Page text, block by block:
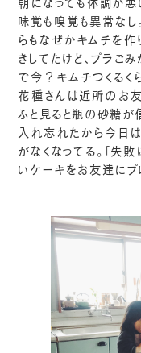
朝になっても体調が悪
味覚も嗅覚も異常なし
らもなぜかキムチを作
きしてたけど、プラご
で今？キムチつくるく
花種さんは近所のお
ふと見ると瓶の砂糖が
入れ忘れたから今日
がなくなってる。「失
いケーキをお友達にプ